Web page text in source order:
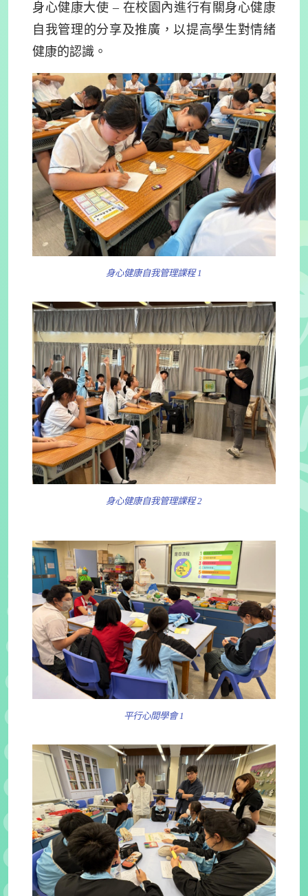
身心健康大使 – 在校園內進行有關身心健康
自我管理的分享及推廣，以提高學生對情緒
健康的認識。
身心健康自我管理課程 1
身心健康自我管理課程 2
平行心間學會 1